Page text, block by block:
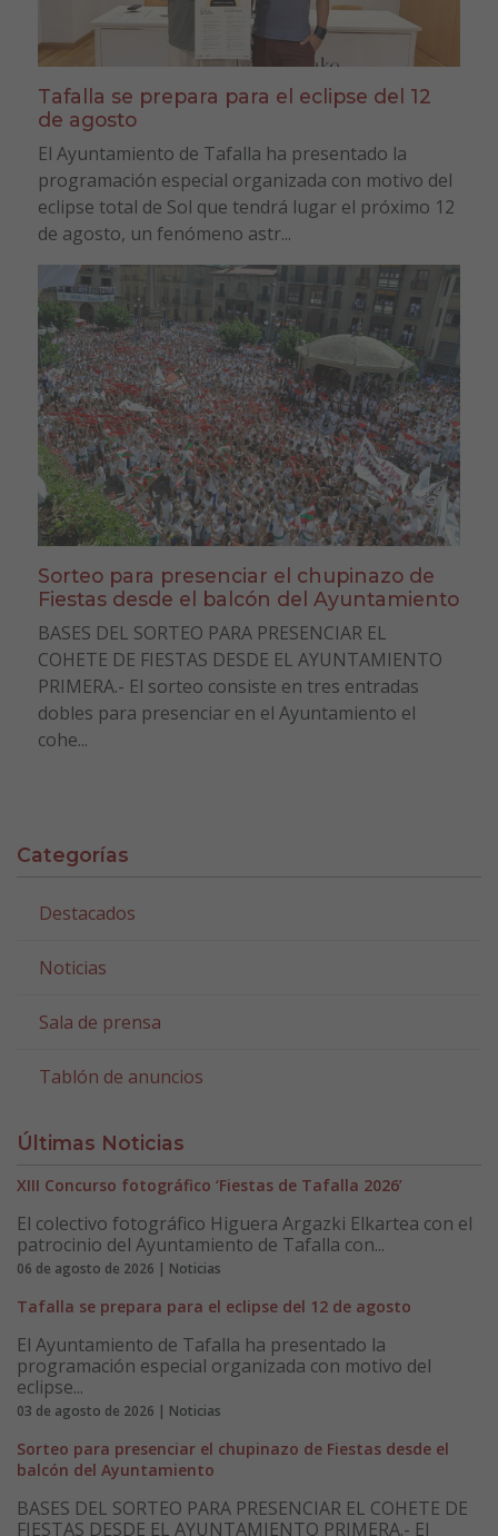
Tafalla se prepara para el eclipse del 12
de agosto
El Ayuntamiento de Tafalla ha presentado la
programación especial organizada con motivo del
eclipse total de Sol que tendrá lugar el próximo 12
de agosto, un fenómeno astr...
Sorteo para presenciar el chupinazo de
Fiestas desde el balcón del Ayuntamiento
BASES DEL SORTEO PARA PRESENCIAR EL
COHETE DE FIESTAS DESDE EL AYUNTAMIENTO
PRIMERA.- El sorteo consiste en tres entradas
dobles para presenciar en el Ayuntamiento el
cohe...
Categorías
Destacados
Noticias
Sala de prensa
Tablón de anuncios
Últimas Noticias
XIII Concurso fotográfico ‘Fiestas de Tafalla 2026’
El colectivo fotográfico Higuera Argazki Elkartea con el
patrocinio del Ayuntamiento de Tafalla con...
06 de agosto de 2026 | Noticias
Tafalla se prepara para el eclipse del 12 de agosto
El Ayuntamiento de Tafalla ha presentado la
programación especial organizada con motivo del
eclipse...
03 de agosto de 2026 | Noticias
Sorteo para presenciar el chupinazo de Fiestas desde el
balcón del Ayuntamiento
BASES DEL SORTEO PARA PRESENCIAR EL COHETE DE
FIESTAS DESDE EL AYUNTAMIENTO PRIMERA.- El